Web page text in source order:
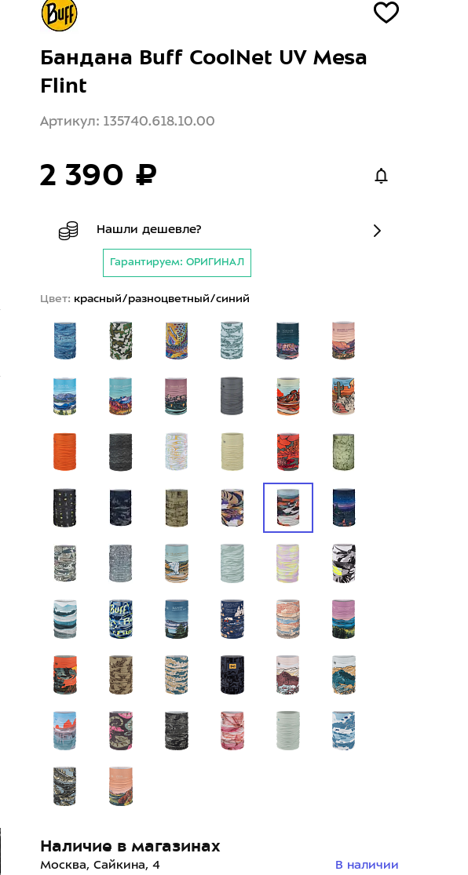
Бандана Buff CoolNet UV Mesa
Flint
Артикул: 135740.618.10.00
2 390 ₽
Нашли дешевле?
Гарантируем: ОРИГИНАЛ
Цвет: красный/разноцветный/синий
Наличие в магазинах
Москва, Сайкина, 4
В наличии